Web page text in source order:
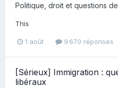
Politique, droit et questions
This
1 août 9 670 réponses
[Sérieux] Immigration :
libéraux